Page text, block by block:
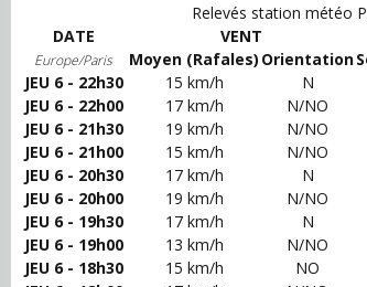
Relevés station météo
DATE
VENT
Europe/Paris Moyen (Rafales) Orientation
JEU 6 - 22h30
15 km/h N
JEU 6 - 22h00
17 km/h N/NO
JEU 6 - 21h30
19 km/h N/NO
JEU 6 - 21h00
15 km/h N/NO
JEU 6 - 20h30
17 km/h N
JEU 6 - 20h00
19 km/h N/NO
JEU 6 - 19h30
17 km/h N
JEU 6 - 19h00
13 km/h N/NO
JEU 6 - 18h30
15 km/h NO